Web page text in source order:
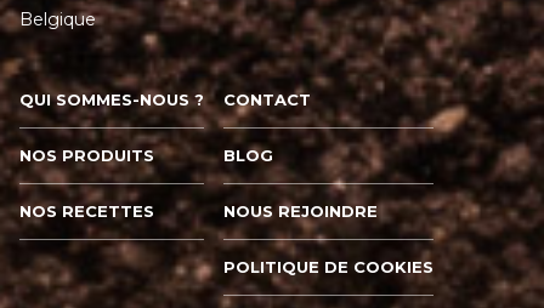
Belgique
QUI SOMMES-NOUS ?
NOS PRODUITS
NOS RECETTES
CONTACT
BLOG
NOUS REJOINDRE
POLITIQUE DE COOKIES